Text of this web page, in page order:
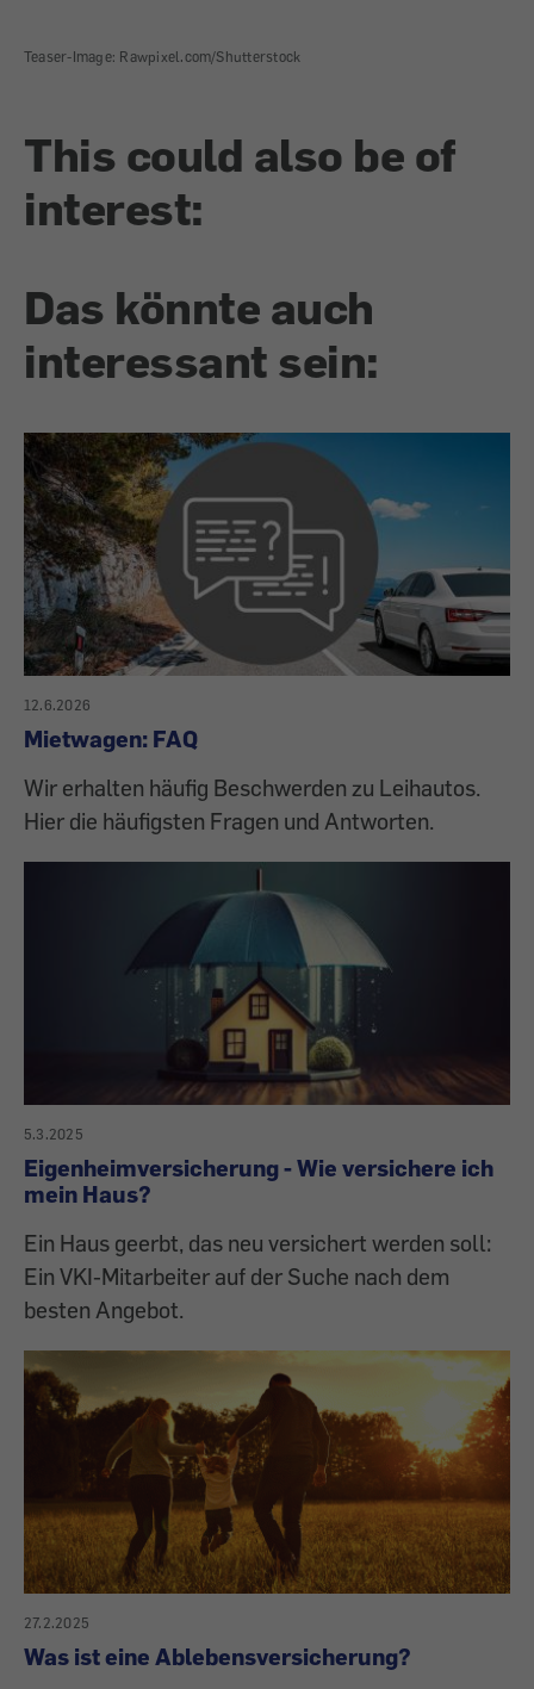
Teaser-Image: Rawpixel.com/Shutterstock
This could also be of
interest:
Das könnte auch
interessant sein:
12.6.2026
Mietwagen: FAQ
Wir erhalten häufig Beschwerden zu Leihautos.
Hier die häufigsten Fragen und Antworten.
5.3.2025
Eigenheimversicherung - Wie versichere ich
mein Haus?
Ein Haus geerbt, das neu versichert werden soll:
Ein VKI-Mitarbeiter auf der Suche nach dem
besten Angebot.
27.2.2025
Was ist eine Ablebensversicherung?